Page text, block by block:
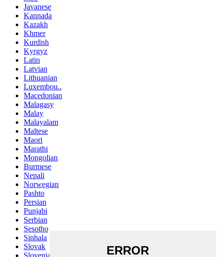
Javanese
Kannada
Kazakh
Khmer
Kurdish
Kyrgyz
Latin
Latvian
Lithuanian
Luxembou..
Macedonian
Malagasy
Malay
Malayalam
Maltese
Maori
Marathi
Mongolian
Burmese
Nepali
Norwegian
Pashto
Persian
Punjabi
Serbian
Sesotho
Sinhala
Slovak